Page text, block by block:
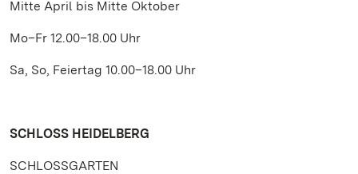
Mitte April bis Mitte Oktober
Mo–Fr 12.00–18.00 Uhr
Sa, So, Feiertag 10.00–18.00 Uhr
SCHLOSS HEIDELBERG
SCHLOSSGARTEN